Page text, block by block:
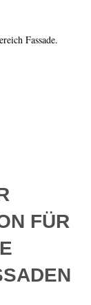
Fassade.
FÜR